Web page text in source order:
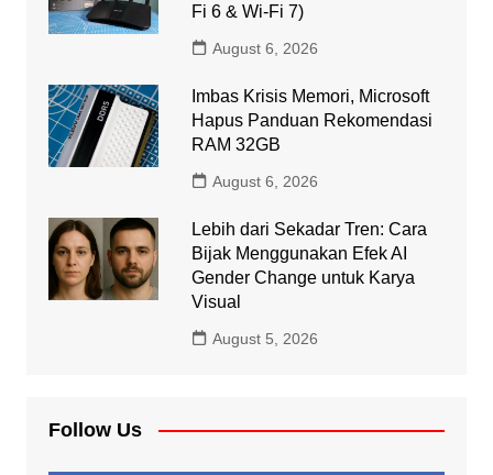
Fi 6 & Wi-Fi 7)
August 6, 2026
Imbas Krisis Memori, Microsoft
Hapus Panduan Rekomendasi
RAM 32GB
August 6, 2026
Lebih dari Sekadar Tren: Cara
Bijak Menggunakan Efek AI
Gender Change untuk Karya
Visual
August 5, 2026
Follow Us